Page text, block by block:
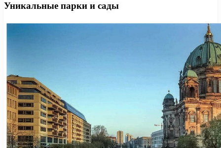
Уникальные парки и сады